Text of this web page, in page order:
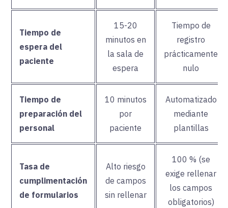
Tiempo de
espera del
paciente
15-20
minutos en
la sala de
espera
Tiempo de
registro
prácticamente
nulo
Tiempo de
preparación del
personal
10 minutos
por
paciente
Automatizado
mediante
plantillas
Tasa de
cumplimentación
de formularios
Alto riesgo
de campos
sin rellenar
100 % (se
exige rellenar
los campos
obligatorios)